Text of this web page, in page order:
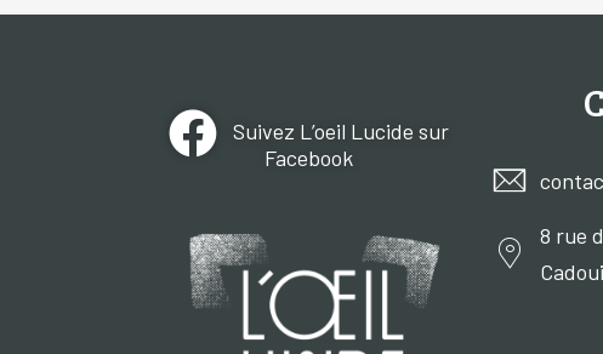
Suivez L’oeil Lucide sur
Facebook
8 rue